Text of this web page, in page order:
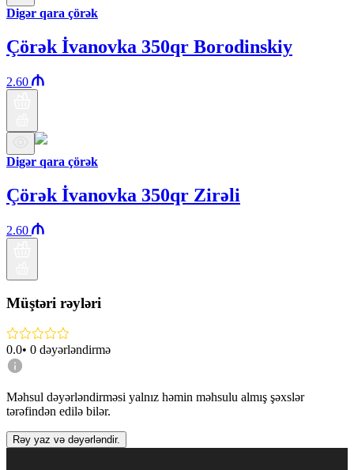
Digər qara çörək
Çörək İvanovka 350qr Borodinskiy
2.60
Digər qara çörək
Çörək İvanovka 350qr Zirəli
2.60
Müştəri rəyləri
0.0• 0 dəyərləndirmə
Məhsul dəyərləndirməsi yalnız həmin məhsulu almış şəxslər
tərəfindən edilə bilər.
Rəy yaz və dəyərləndir.